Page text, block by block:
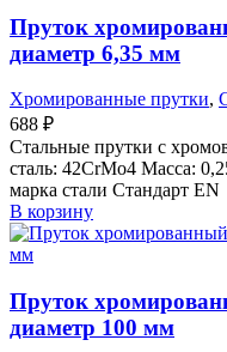
Пруток
диаметр 6,35 мм
Хромированные прутки,
688 ₽
Стальные прутки с
сталь: 42CrMo4 Масса:
марка стали Стандарт EN
В корзину
Пруток
диаметр 100 мм